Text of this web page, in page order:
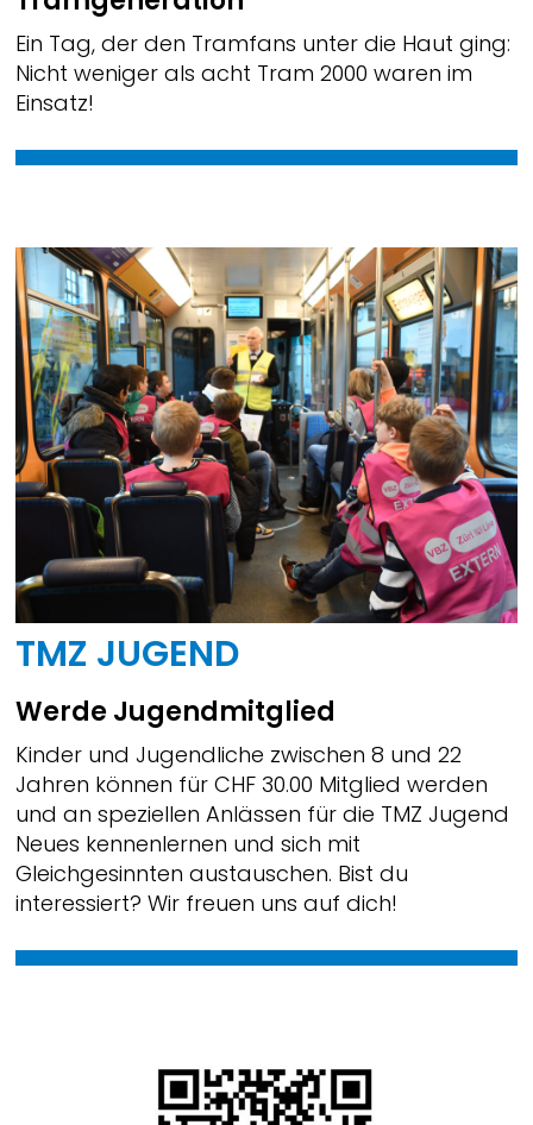
Ein Tag, der den Tramfans unter die Haut ging:
Nicht weniger als acht Tram 2000 waren im
Einsatz!
TMZ JUGEND
Werde Jugendmitglied
Kinder und Jugendliche zwischen 8 und 22
Jahren können für CHF 30.00 Mitglied werden
und an speziellen Anlässen für die TMZ Jugend
Neues kennenlernen und sich mit
Gleichgesinnten austauschen. Bist du
interessiert? Wir freuen uns auf dich!